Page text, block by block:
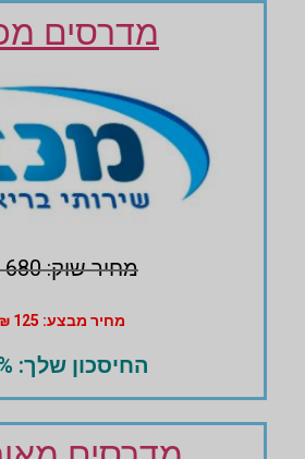
מדרסים
מחיר שוק: 680 ₪
מחיר מבצע: 125 ₪
החיסכון שלך: 83%